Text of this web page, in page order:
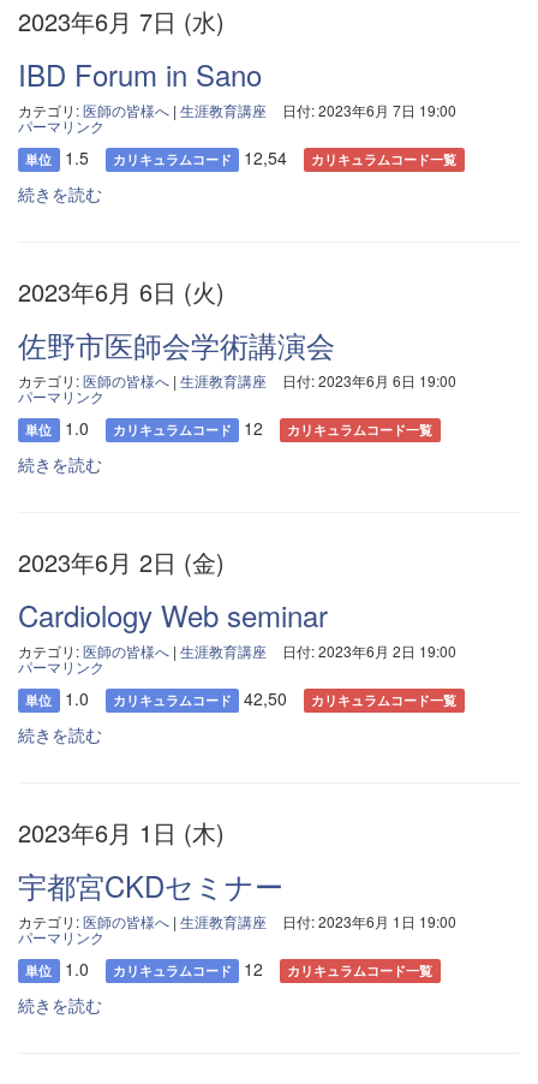
2023年6月 7日 (水)
IBD Forum in Sano
カテゴリ:医師の皆様へ | 生涯教育講座 日付: 2023年6月 7日 19:00
パーマリンク
単位 1.5 カリキュラムコード 12,54 カリキュラムコード一覧
続きを読む
2023年6月 6日 (火)
佐野市医師会学術講演会
カテゴリ:医師の皆様へ | 生涯教育講座 日付: 2023年6月 6日 19:00
パーマリンク
単位 1.0 カリキュラムコード 12 カリキュラムコード一覧
続きを読む
2023年6月 2日 (金)
Cardiology Web seminar
カテゴリ:医師の皆様へ | 生涯教育講座 日付: 2023年6月 2日 19:00
パーマリンク
単位 1.0 カリキュラムコード 42,50 カリキュラムコード一覧
続きを読む
2023年6月 1日 (木)
宇都宮CKDセミナー
カテゴリ:医師の皆様へ | 生涯教育講座 日付: 2023年6月 1日 19:00
パーマリンク
単位 1.0 カリキュラムコード 12 カリキュラムコード一覧
続きを読む